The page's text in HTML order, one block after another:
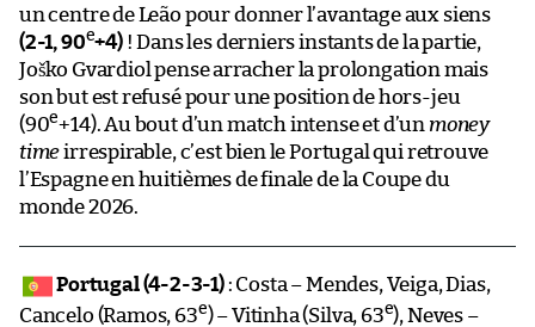
un centre de Leão pour donner l’avantage aux siens
(2-1, 90e+4)! Dans les derniers instants de la partie,
Joško Gvardiol pense arracher la prolongation mais
son but est refusé pour une position de hors-jeu
(90e+14). Au bout d’un match intense et d’un money
timeirrespirable, c’est bien le Portugal qui retrouve
l’Espagne en huitièmes de finale de la Coupe du
monde 2026.
Portugal (4-2-3-1): Costa – Mendes, Veiga, Dias,
Cancelo (Ramos, 63e) – Vitinha (Silva, 63e), Neves –